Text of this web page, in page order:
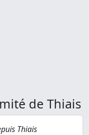
de Thiais
Thiais